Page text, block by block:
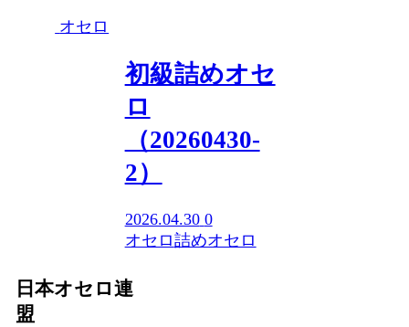
オセロ
初級詰めオセ
ロ
（20260430-
2）
2026.04.30 0
オセロ詰めオセロ
日本オセロ連
盟